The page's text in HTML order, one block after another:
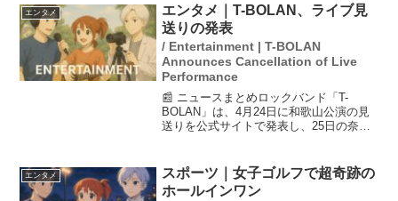
後、強い危機感を共有したと語りつつ、
「私の出処進退は一切、話は出...
エンタメ
エンタメ｜T-BOLAN、ライブ見
送りの発表
/ Entertainment | T-BOLAN
Announces Cancellation of Live
Performance
📰 ニュースまとめロックバンド「T-
BOLAN」は、4月24日に和歌山公演の見
送りを公式サイトで発表し、25日の奈良
良により出演が困難となり、彼は自身の
インスタグラムで...
エンタメ
スポーツ｜女子ゴルフで超奇跡の
ホールインワン